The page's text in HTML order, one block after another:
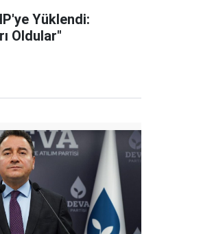
Yüklendi:
Oldular"